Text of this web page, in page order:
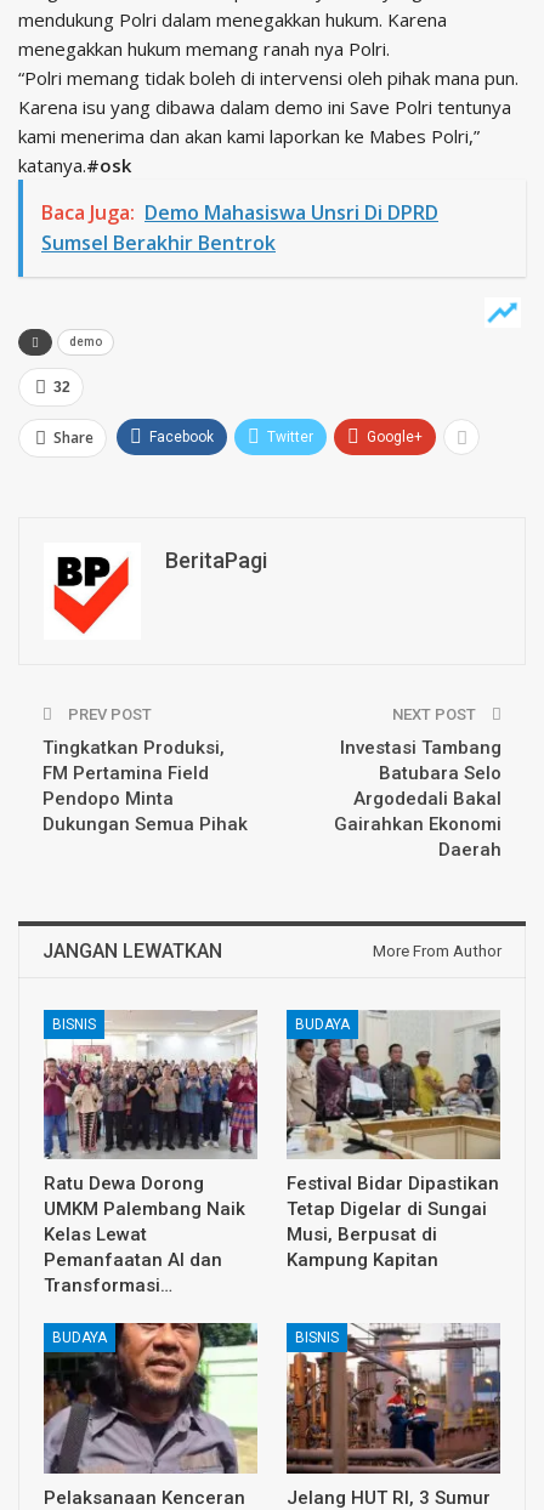
mendukung Polri dalam menegakkan hukum. Karena
menegakkan hukum memang ranah nya Polri.
“Polri memang tidak boleh di intervensi oleh pihak mana pun.
Karena isu yang dibawa dalam demo ini Save Polri tentunya
kami menerima dan akan kami laporkan ke Mabes Polri,”
katanya.#osk
Baca Juga: Demo Mahasiswa Unsri Di DPRD
Sumsel Berakhir Bentrok
demo
32
Share Facebook Twitter Google+
BeritaPagi
PREV POST
Tingkatkan Produksi,
FM Pertamina Field
Pendopo Minta
Dukungan Semua Pihak
NEXT POST
Investasi Tambang
Batubara Selo
Argodedali Bakal
Gairahkan Ekonomi
Daerah
JANGAN LEWATKAN More From Author
BISNIS
Ratu Dewa Dorong
UMKM Palembang Naik
Kelas Lewat
Pemanfaatan AI dan
Transformasi…
BUDAYA
Festival Bidar Dipastikan
Tetap Digelar di Sungai
Musi, Berpusat di
Kampung Kapitan
BUDAYA
Pelaksanaan Kenceran
BISNIS
Jelang HUT RI, 3 Sumur